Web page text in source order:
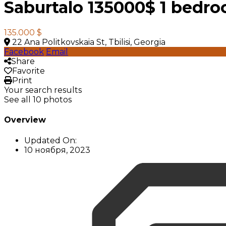
Saburtalo 135000$ 1
135.000 $
22 Ana Politkovskaia St, Tbilisi, Georgia
Facebook Email
Share
Favorite
Print
Your search results
See all 10 photos
Overview
Updated On:
10 ноября, 2023